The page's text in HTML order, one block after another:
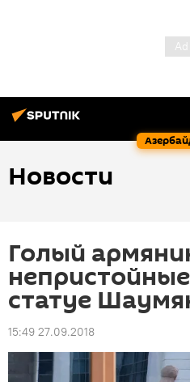
Новости
Голый
статуе
15:49 27.09.2018